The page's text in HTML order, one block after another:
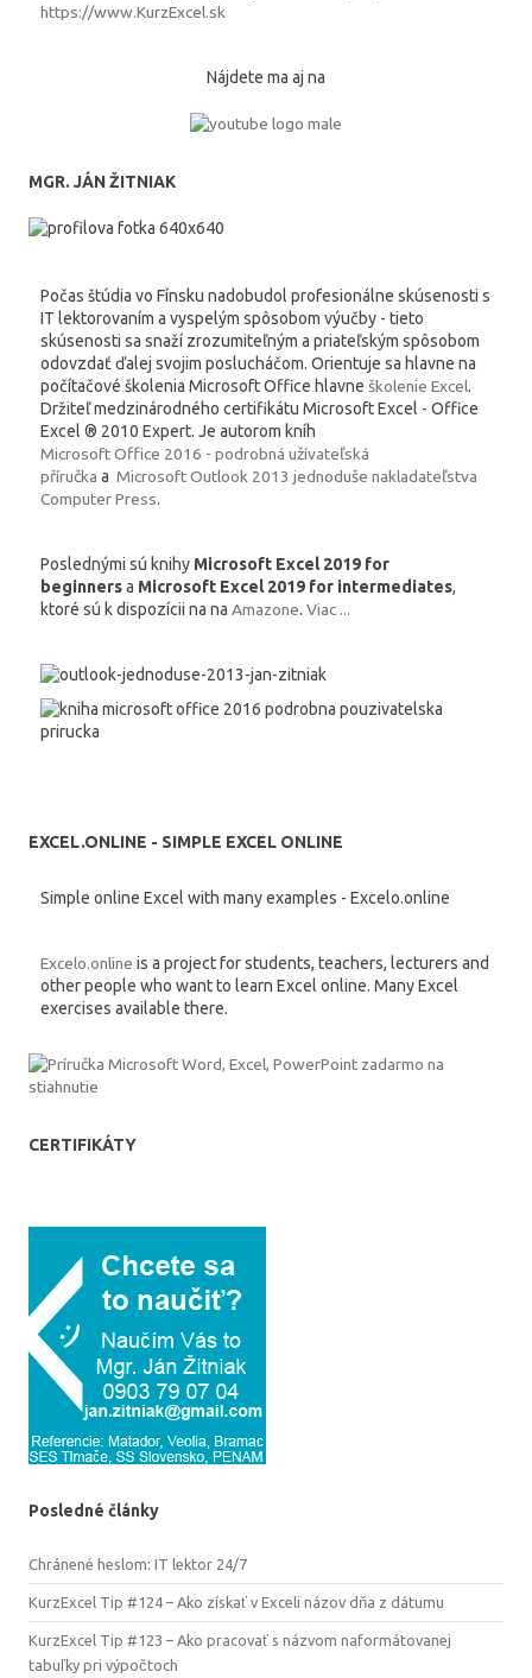
https://www.KurzExcel.sk
Nájdete ma aj na
MGR. JÁN ŽITNIAK
Počas štúdia vo Fínsku nadobudol profesionálne skúsenosti s
IT lektorovaním a vyspelým spôsobom výučby - tieto
skúsenosti sa snaží zrozumiteľným a priateľským spôsobom
odovzdať ďalej svojim poslucháčom. Orientuje sa hlavne na
počítačové školenia Microsoft Office hlavne školenie Excel.
Držiteľ medzinárodného certifikátu Microsoft Excel - Office
Excel ® 2010 Expert. Je autorom kníh
Microsoft Office 2016 - podrobná užívateľská
příručka a Microsoft Outlook 2013 jednoduše nakladateľstva
Computer Press.
Poslednými sú knihy Microsoft Excel 2019 for
beginnersa Microsoft Excel 2019 for intermediates,
ktoré sú k dispozícii na na Amazone. Viac ...
EXCEL.ONLINE - SIMPLE EXCEL ONLINE
Simple online Excel with many examples - Excelo.online
Excelo.online is a project for students, teachers, lecturers and
other people who want to learn Excel online. Many Excel
exercises available there.
CERTIFIKÁTY
Posledné články
Chránené heslom: IT lektor 24/7
KurzExcel Tip #124 – Ako získať v Exceli názov dňa z dátumu
KurzExcel Tip #123 – Ako pracovať s názvom naformátovanej
tabuľky pri výpočtoch